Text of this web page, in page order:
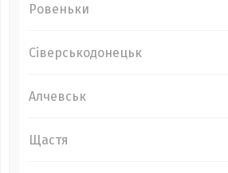
Ровеньки
Сіверськодонецьк
Алчевськ
Щастя